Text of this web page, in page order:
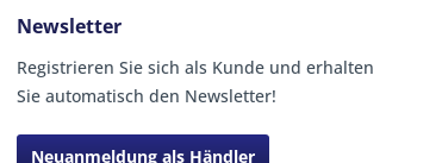
Newsletter
Registrieren Sie sich als Kunde und erhalten
Sie automatisch den Newsletter!
Neuanmeldung als Händler